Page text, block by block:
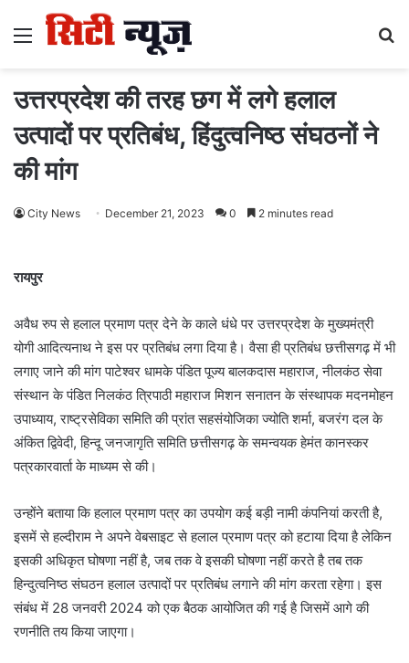
Menu
उत्तरप्रदेश की तरह छग में लगे हलाल
उत्पादों पर प्रतिबंध, हिंदुत्वनिष्ठ संघठनों ने
की मांग
City News December 21, 2023 0 2 minutes read
रायपुर
अवैध रुप से हलाल प्रमाण पत्र देने के काले धंधे पर उत्तरप्रदेश के मुख्यमंत्री
योगी आदित्यनाथ ने इस पर प्रतिबंध लगा दिया है। वैसा ही प्रतिबंध छत्तीसगढ़ में भी
लगाए जाने की मांग पाटेश्वर धामके पंडित पूज्य बालकदास महाराज, नीलकंठ सेवा
संस्थान के पंडित निलकंठ त्रिपाठी महाराज मिशन सनातन के संस्थापक मदनमोहन
उपाध्याय, राष्ट्रसेविका समिति की प्रांत सहसंयोजिका ज्योति शर्मा, बजरंग दल के
अंकित द्विवेदी, हिन्दू जनजागृति समिति छत्तीसगढ़ के समन्वयक हेमंत कानस्कर
पत्रकारवार्ता के माध्यम से की।
उन्होंने बताया कि हलाल प्रमाण पत्र का उपयोग कई बड़ी नामी कंपनियां करती है,
इसमें से हल्दीराम ने अपने वेबसाइट से हलाल प्रमाण पत्र को हटाया दिया है लेकिन
इसकी अधिकृत घोषणा नहीं है, जब तक वे इसकी घोषणा नहीं करते है तब तक
हिन्दुत्वनिष्ठ संघठन हलाल उत्पादों पर प्रतिबंध लगाने की मांग करता रहेगा। इस
संबंध में 28 जनवरी 2024 को एक बैठक आयोजित की गई है जिसमें आगे की
रणनीति तय किया जाएगा।